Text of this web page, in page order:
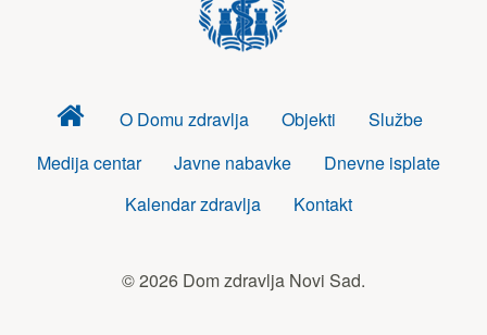
Dom
zdravlja
O Domu zdravlja Objekti
Službe
Medija centar
Javne nabavke
Dnevne isplate
Kalendar zdravlja
Kontakt
© 2026 Dom zdravlja Novi Sad.